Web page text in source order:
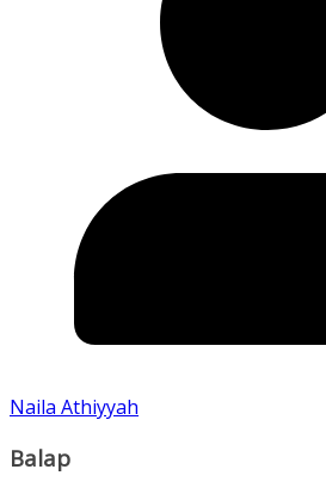
Naila Athiyyah
Balap